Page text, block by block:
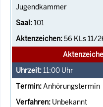
Jugendkammer
101
56 KLs 11/
11:00 Uhr
Anhörungstermin
Unbekannt